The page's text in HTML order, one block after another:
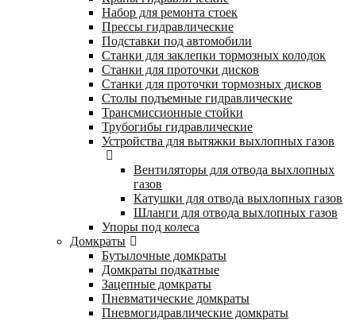
Набор для ремонта стоек
Прессы гидравлические
Подставки под автомобили
Станки для заклепки тормозных колодок
Станки для проточки дисков
Станки для проточки тормозных дисков
Столы подъемные гидравлические
Трансмиссионные стойки
Трубогибы гидравлические
Устройства для вытяжки выхлопных газов
Вентиляторы для отвода выхлопных
газов
Катушки для отвода выхлопных газов
Шланги для отвода выхлопных газов
Упоры под колеса
Домкраты
Бутылочные домкраты
Домкраты подкатные
Зацепные домкраты
Пневматические домкраты
Пневмогидравлические домкраты